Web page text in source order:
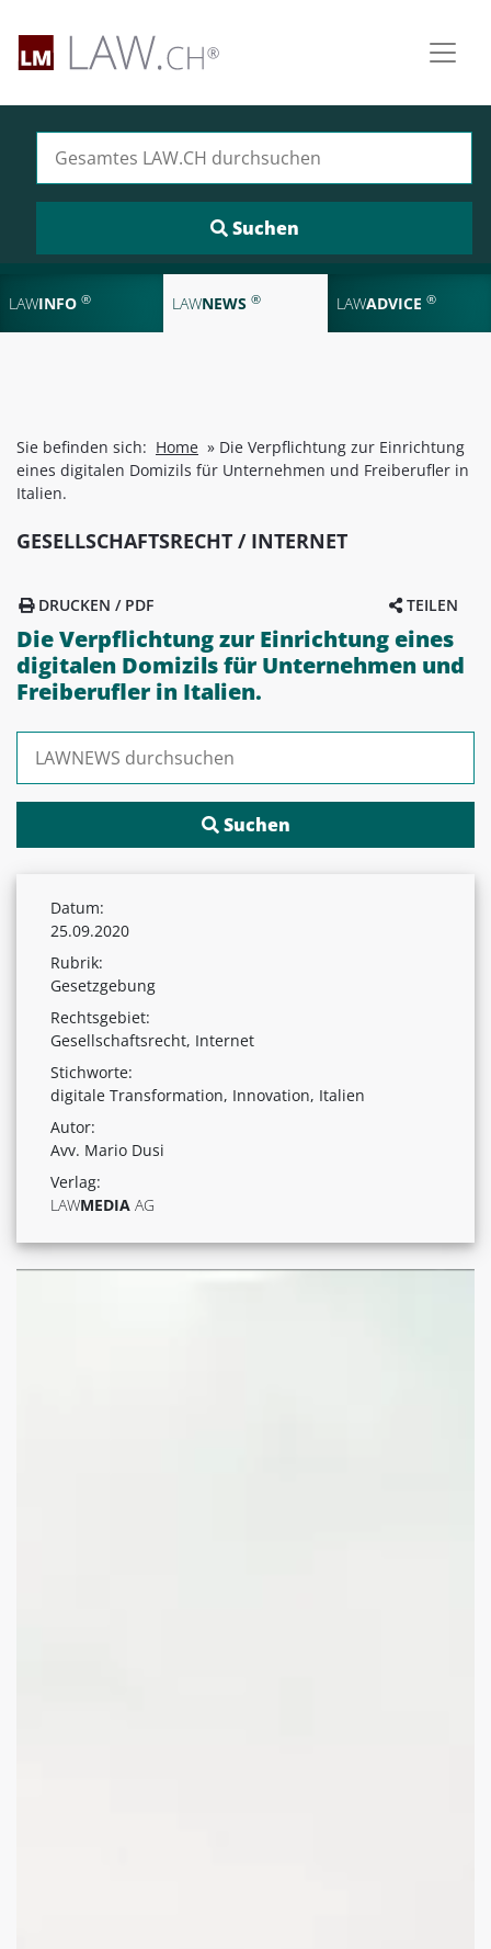
LAWINFO ® LAWNEWS ® LAWADVICE ®
Sie befinden sich: Home » Die Verpflichtung zur Einrichtung
eines digitalen Domizils für Unternehmen und Freiberufler in
Italien.
GESELLSCHAFTSRECHT / INTERNET
TEILEN
DRUCKEN / PDF
Die Verpflichtung zur Einrichtung eines
digitalen Domizils für Unternehmen und
Freiberufler in Italien.
Datum:
25.09.2020
Rubrik:
Gesetzgebung
Rechtsgebiet:
Gesellschaftsrecht, Internet
Stichworte:
digitale Transformation, Innovation, Italien
Autor:
Avv. Mario Dusi
Verlag:
LAWMEDIA AG